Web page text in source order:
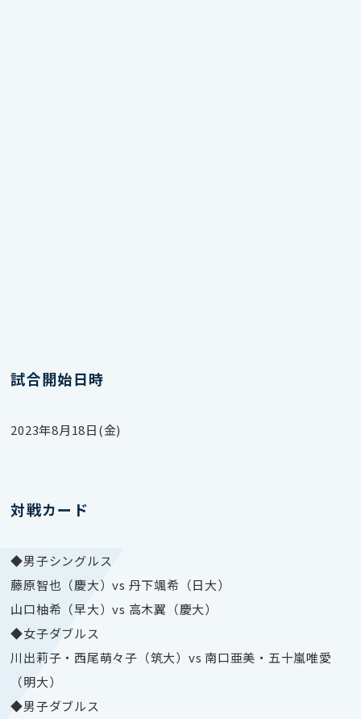
試合開始日時
2023年8月18日(金)
対戦カード
◆男子シングルス
藤原智也（慶大）vs 丹下颯希（日大）
山口柚希（早大）vs 高木翼（慶大）
◆女子ダブルス
川出莉子・西尾萌々子（筑大）vs 南口亜美・五十嵐唯愛
（明大）
◆男子ダブルス